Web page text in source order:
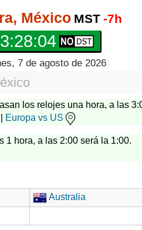
México MST -7h
7 de agosto de 2026
los relojes una hora, a las
Europa vs US
1 hora, a las 2:00 será la 1:00.
Australia